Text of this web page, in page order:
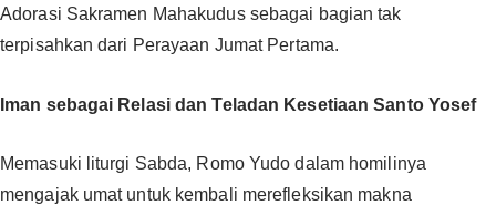
Adorasi Sakramen Mahakudus sebagai bagian tak
terpisahkan dari Perayaan Jumat Pertama.
Iman sebagai Relasi dan Teladan Kesetiaan Santo Yosef
Memasuki liturgi Sabda, Romo Yudo dalam homilinya
mengajak umat untuk kembali merefleksikan makna